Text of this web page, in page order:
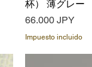
杯） 薄グレー
Precio
66.000 JPY
Impuesto incluido